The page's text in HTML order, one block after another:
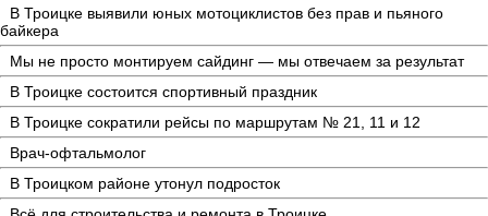
В Троицке выявили юных мотоциклистов без прав и пьяного
байкера
Мы не просто монтируем сайдинг — мы отвечаем за результат
В Троицке состоится спортивный праздник
В Троицке сократили рейсы по маршрутам № 21, 11 и 12
Врач-офтальмолог
В Троицком районе утонул подросток